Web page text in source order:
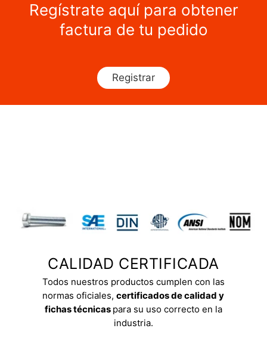
Regístrate aquí para obtener
factura de tu pedido
Registrar
CALIDAD CERTIFICADA
Todos nuestros productos cumplen con las
normas oficiales,certificados de calidad y
fichas técnicas para su uso correcto en la
industria.